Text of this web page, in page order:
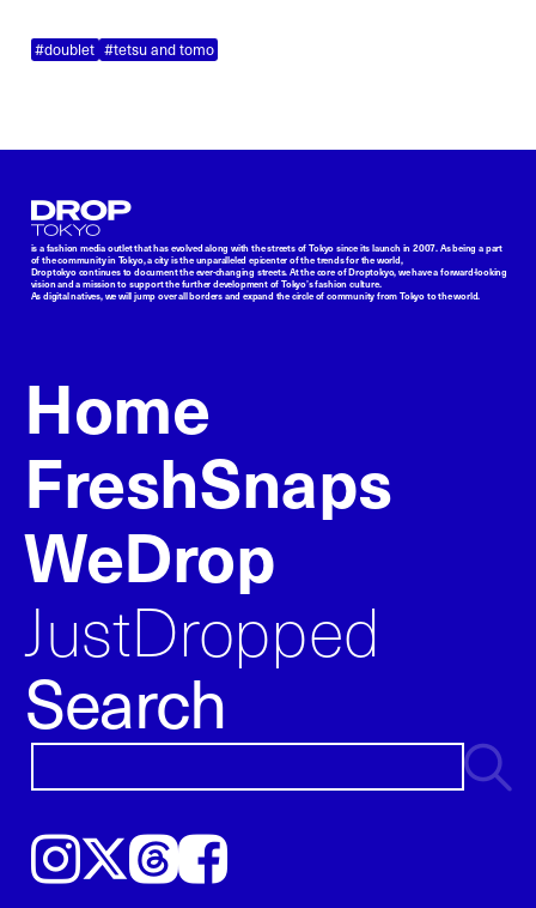
#doublet #tetsu and tomo
Droptokyo
is a fashion media outlet that has evolved along with the streets of Tokyo since its launch in 2007. As being a part
of the community in Tokyo, a city is the unparalleled epicenter of the trends for the world,
Droptokyo continues to document the ever-changing streets. At the core of Droptokyo, we have a forward-looking
vision and a mission to support the further development of Tokyo’s fashion culture.
As digital natives, we will jump over all borders and expand the circle of community from Tokyo to the world.
Home
FreshSnaps
WeDrop
JustDropped
Search
Instagram𝕏ThreadsFacebook